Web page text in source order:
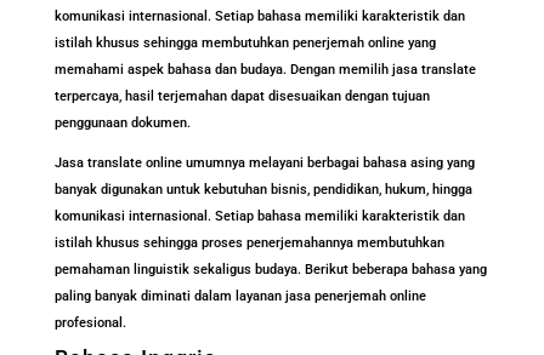
komunikasi internasional. Setiap bahasa memiliki karakteristik dan
istilah khusus sehingga membutuhkan penerjemah online yang
memahami aspek bahasa dan budaya. Dengan memilih jasa translate
terpercaya, hasil terjemahan dapat disesuaikan dengan tujuan
penggunaan dokumen.
Jasa translate online umumnya melayani berbagai bahasa asing yang
banyak digunakan untuk kebutuhan bisnis, pendidikan, hukum, hingga
komunikasi internasional. Setiap bahasa memiliki karakteristik dan
istilah khusus sehingga proses penerjemahannya membutuhkan
pemahaman linguistik sekaligus budaya. Berikut beberapa bahasa yang
paling banyak diminati dalam layanan jasa penerjemah online
profesional.